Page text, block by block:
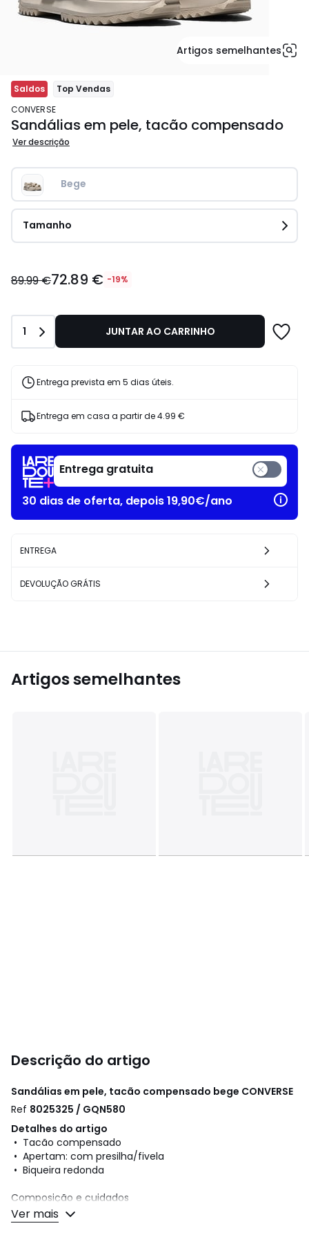
Artigos semelhantes
Saldos
Top Vendas
CONVERSE
Sandálias em pele, tacão compensado
Ver descrição
Bege
Tamanho
€
89.99
€
de
desconto
89.99 €72.89 € -19%
Quantidade
1 JUNTAR AO CARRINHO
Entrega prevista em 5 dias úteis.
Entrega em casa a partir de4.99 €
Entrega gratuita
30 dias de oferta, depois 19,90€/ano
ENTREGA
DEVOLUÇÃO GRÁTIS
Artigos semelhantes
Descrição do artigo
Sandálias em pele, tacão compensado bege CONVERSE
Ref 8025325 / GQN580
Detalhes do artigo
• Tacão compensado
• Apertam: com presilha/fivela
• Biqueira redonda
Composição e cuidados
• Exterior: 100% pele
• Forro: 100% tecido
Ver mais